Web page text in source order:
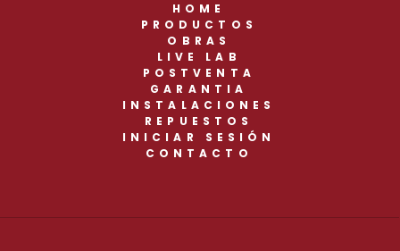
HOME
PRODUCTOS
OBRAS
LIVE LAB
POSTVENTA
GARANTIA
INSTALACIONES
REPUESTOS
INICIAR SESIÓN
CONTACTO